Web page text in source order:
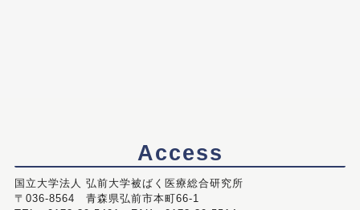
Access
国立大学法人 弘前大学被ばく医療総合研究所
〒036-8564 青森県弘前市本町66-1